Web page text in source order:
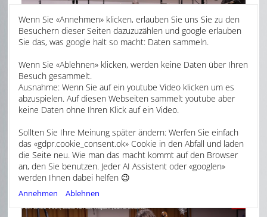
Earth, Sea, Air CD, Session Video;
BBC Scottish SO and Ryan Wigglesworth,
conductor
Wenn Sie «Annehmen» klicken, erlauben Sie uns Sie zu den
Besuchern dieser Seiten dazuzuzählen und google erlauben
Sie das, was google halt so macht: Daten sammeln.
Wenn Sie «Ablehnen» klicken, werden keine Daten über Ihren
Besuch gesammelt.
Ausnahme: Wenn Sie auf ein youtube Video klicken um es
abzuspielen. Auf diesen Webseiten sammelt youtube aber
keine Daten ohne Ihren Klick auf ein Video.
Sollten Sie Ihre Meinung später ändern: Werfen Sie einfach
das «gdpr.cookie_consent.ok» Cookie in den Abfall und laden
die Seite neu. Wie man das macht kommt auf den Browser
an, den Sie benutzen. Jeder AI Assistent oder «googlen»
werden Ihnen dabei helfen 😉
Annehmen Ablehnen